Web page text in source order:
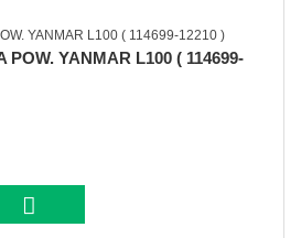
POW. YANMAR L100 ( 114699-